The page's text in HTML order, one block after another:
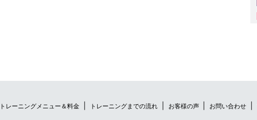
トレーニングメニュー＆料金 トレーニングまでの流れ お客様の声 お問い合わせ